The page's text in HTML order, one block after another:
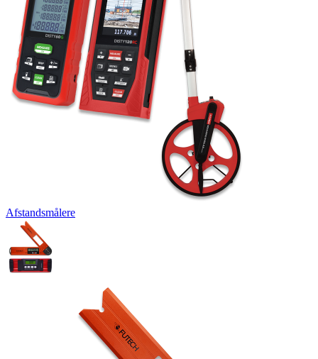
Afstandsmålere